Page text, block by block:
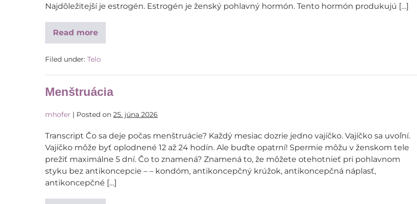
Najdôležitejší je estrogén. Estrogén je ženský pohlavný hormón. Tento hormón produkujú […]
Read more
Filed under: Telo
Menštruácia
mhofer | Posted on 25. júna 2026
Transcript Čo sa deje počas menštruácie? Každý mesiac dozrie jedno vajíčko. Vajíčko sa uvoľní.
Vajíčko môže byť oplodnené 12 až 24 hodín. Ale buďte opatrní! Spermie môžu v ženskom tele
prežiť maximálne 5 dní. Čo to znamená? Znamená to, že môžete otehotnieť pri pohlavnom
styku bez antikoncepcie – – kondóm, antikoncepčný krúžok, antikoncepčná náplasť,
antikoncepčné […]